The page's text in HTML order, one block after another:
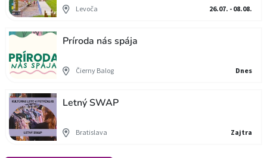
Levoča 26.07. - 08.08.
Príroda nás spája
Čierny Balog Dnes
Letný SWAP
Bratislava Zajtra